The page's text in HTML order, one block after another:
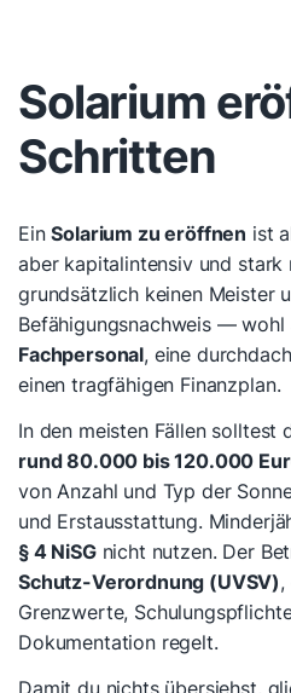
Solarium
Schritten
EinSolarium zu eröffnen ist
aber kapitalintensiv und
grundsätzlich keinen Meister
Befähigungsnachweis — wohl
Fachpersonal, eine
einen tragfähigen Finanzplan.
In den meisten Fällen solltest
rund 80.000 bis 120.000
von Anzahl und Typ der
und Erstausstattung.
§ 4 NiSGnicht nutzen. Der
Schutz-Verordnung (UVSV)
Grenzwerte,
Dokumentation regelt.